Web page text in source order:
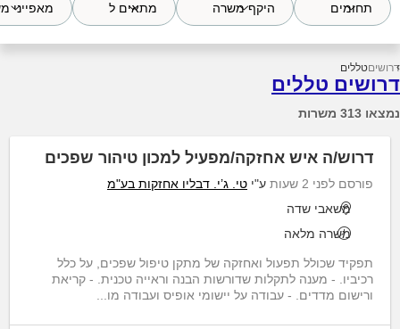
תחומים היקף משרה מתאים ל מאפייני
דרושיםטללים
דרושים טללים
נמצאו 313 משרות
דרוש/ה איש אחזקה/מפעיל למכון טיהור שפכים
פורסם לפני 2 שעות ע"י טי. ג’י. דבליו אחזקות בע"מ
משאבי שדה
משרה מלאה
תפקיד שכולל תפעול ואחזקה של מתקן טיפול שפכים, על כלל
רכיביו. - מענה לתקלות שדורשות הבנה וראייה טכנית. - קריאת
ורישום מדדים. - עבודה על יישומי אופיס ועבודה מו...